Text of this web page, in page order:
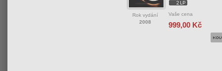
Rok vydání
2008
Vaše cena
999,00 Kč